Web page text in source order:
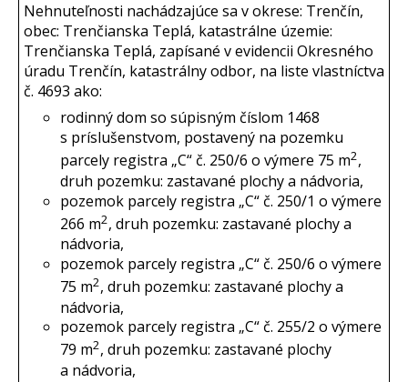
Nehnuteľnosti nachádzajúce sa v okrese: Trenčín,
obec: Trenčianska Teplá, katastrálne územie:
Trenčianska Teplá, zapísané v evidencii Okresného
úradu Trenčín, katastrálny odbor, na liste vlastníctva
č. 4693 ako:
rodinný dom so súpisným číslom 1468
s príslušenstvom, postavený na pozemku
parcely registra „C“ č. 250/6 o výmere 75 m2,
druh pozemku: zastavané plochy a nádvoria,
pozemok parcely registra „C“ č. 250/1 o výmere
266 m2, druh pozemku: zastavané plochy a
nádvoria,
pozemok parcely registra „C“ č. 250/6 o výmere
75 m2, druh pozemku: zastavané plochy a
nádvoria,
pozemok parcely registra „C“ č. 255/2 o výmere
79 m2, druh pozemku: zastavané plochy
a nádvoria,